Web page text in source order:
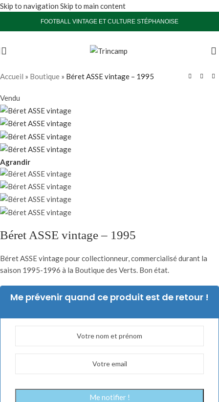
Skip to navigation Skip to main content
FOOTBALL VINTAGE ET CULTURE STÉPHANOISE
Accueil » Boutique » Béret ASSE vintage – 1995
Vendu
Agrandir
Béret ASSE vintage – 1995
Béret ASSE vintage pour collectionneur, commercialisé durant la
saison 1995-1996 à la Boutique des Verts. Bon état.
Me prévenir quand ce produit est de retour !
Me notifier !